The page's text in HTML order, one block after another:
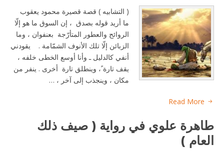
( التشابيه ) قصة قصيرة محمود يعقوب
ما أريد قوله بصدق ، إن السوق ما هو إلّا
الروائح والعطور المتأرّجة بعنفوان ، وما
الزبائن إلّا تلك الأنوف الشمّامة . يقودني
أنفي كالدليل ـ وأنا أوسع الخطى خلفه ،
يقف تارة ً، وينطلق تارة أخرى . ينفر من
مكان ، وينجذب إلى آخر ، …
Read More
طاهرة علوي في رواية ( صيف ذلك
العام )